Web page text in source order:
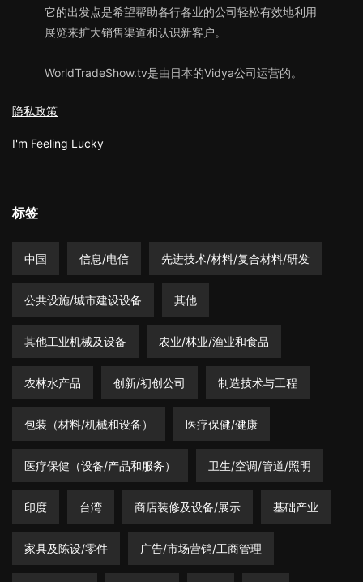
它的出发点是希望帮助各行各业的公司轻松有效地利用
展览来扩大销售渠道和认识新客户。
WorldTradeShow.tv是由日本的Vidya公司运营的。
隐私政策
I'm Feeling Lucky
标签
中国 信息/电信 先进技术/材料/复合材料/研发
公共设施/城市建设设备 其他
其他工业机械及设备 农业/林业/渔业和食品
农林水产品 创新/初创公司 制造技术与工程
包装（材料/机械和设备） 医疗保健/健康
医疗保健（设备/产品和服务） 卫生/空调/管道/照明
印度 台湾 商店装修及设备/展示 基础产业
家具及陈设/零件 广告/市场营销/工商管理